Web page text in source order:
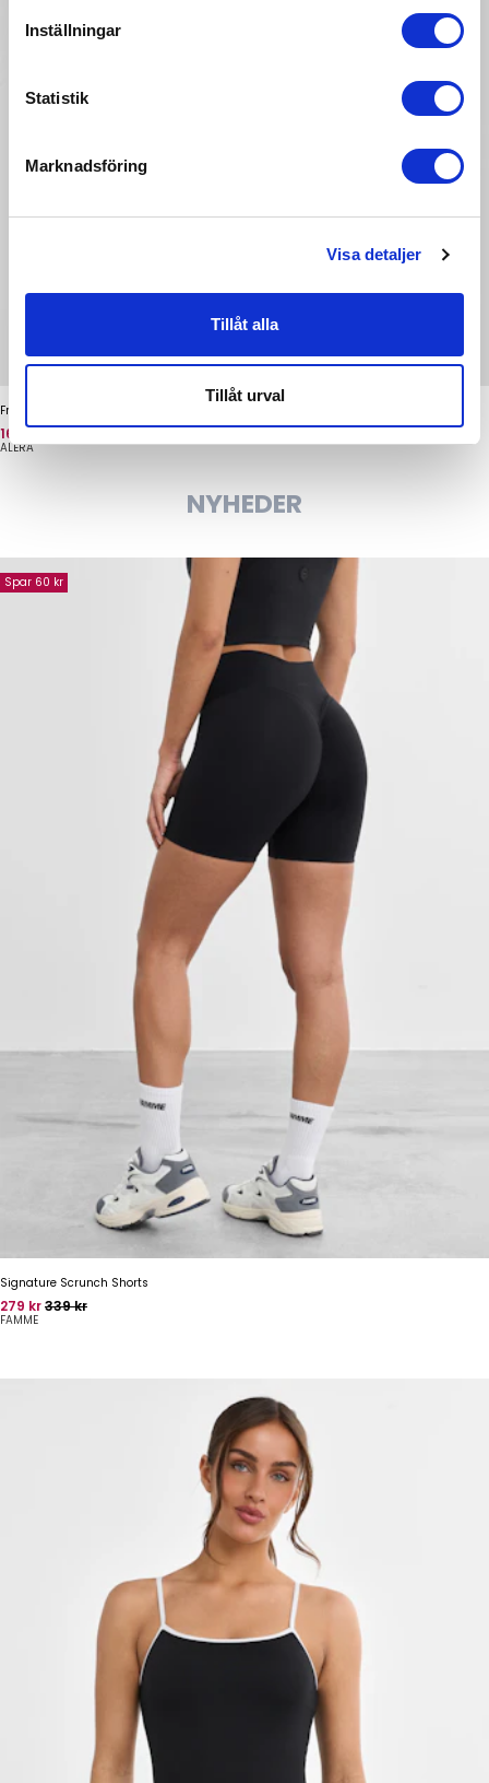
Inställningar
Statistik
Marknadsföring
Visa detaljer
Tillåt alla
Tillåt urval
Freeform Jeans
Pris
167 krOprindelig pris
669 kr
ALERA
NYHEDER
Spar 60 kr
Signature Scrunch Shorts
Pris
279 krOprindelig pris
339 kr
FAMME